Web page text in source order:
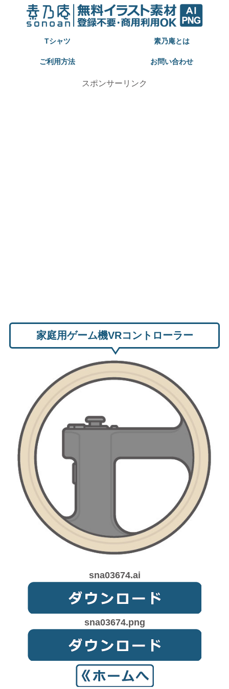
Tシャツ 素乃庵とは
ご利用方法 お問い合わせ
スポンサーリンク
家庭用ゲーム機VRコントローラー
sna03674.ai
sna03674.png